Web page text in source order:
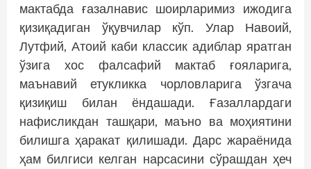
мактабда ғазалнавис шоирларимиз ижодига
қизиқадиган ўқувчилар кўп. Улар Навоий,
Лутфий, Атоий каби классик адиблар яратган
ўзига хос фалсафий мактаб ғоя­ларига,
маънавий етукликка чорловларига ўзгача
қизиқиш билан ёндашади. Ғазаллардаги
нафисликдан ташқари, маъно ва моҳиятини
билишга ҳаракат қилишади. Дарс жараёнида
ҳам билгиси келган нарсасини сўрашдан ҳеч